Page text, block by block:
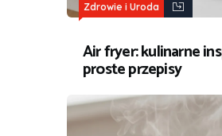
Zdrowie i Uroda
Air fryer: kulinarne
proste przepisy